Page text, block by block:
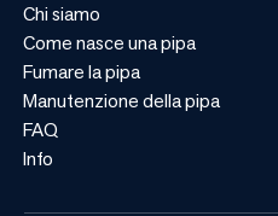
Chi siamo
Come nasce una pipa
Fumare la pipa
Manutenzione della pipa
FAQ
Info